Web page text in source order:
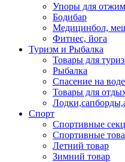
Упоры для
Бодибар
Медицинбол,
Фитнес, йога
Туризм и Рыбалка
Товары для
Рыбалка
Спасение на воде
Товары для
Спорт
Спортивные
Спортивные
Летний товар
Зимний товар